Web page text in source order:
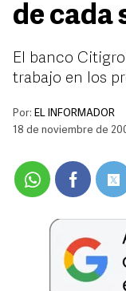
de cada
El banco
trabajo en los
Por: EL INFORMADOR
18 de noviembre de